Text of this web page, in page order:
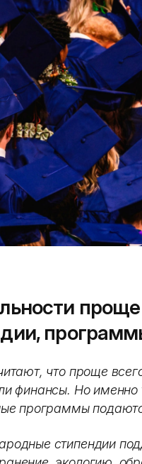
проще
что проще
финансы. Но
программы
стипендии